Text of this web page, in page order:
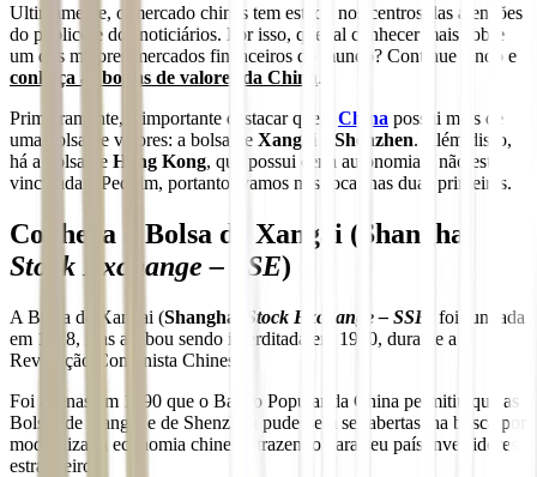
Ultimamente, o mercado chinês tem estado nos centros das atenções
do público e dos noticiários. Por isso, que tal conhecer mais sobre
um dos maiores mercados financeiros do mundo? Continue lendo e
conheça as bolsas de valores da China.
Primeiramente, é importante destacar que a China possui mais de
uma bolsa de valores: a bolsa de Xangai Shenzhen. Além disso,
há a bolsa de Hong Kong, que possui certa autonomia e não está
vinculada a Pequim, portanto, vamos nos focar nas duas primeiras.
Conheça a Bolsa de Xangai (Shanghai
Stock Exchange – SSE)
A Bolsa de Xangai (Shanghai Stock Exchange – SSE
) foi fundada
em 1928, mas acabou sendo interditada em 1950, durante a
Revolução Comunista Chinesa.
Foi apenas em 1990 que o Banco Popular da China permitiu que as
Bolsas de Xangai e de Shenzhen pudessem ser abertas, na busca por
modernizar a economia chinesa, trazendo para seu país investidores
estrangeiros.